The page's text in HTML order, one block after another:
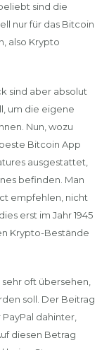
sind die
nur für das Bitcoin
also Krypto
sind aber absolut
um die eigene
Nun, wozu
Bitcoin App
ausgestattet,
befinden. Man
empfehlen, nicht
erst im Jahr 1945
Krypto-Bestände
oft übersehen,
soll. Der Beitrag
dahinter,
diesen Betrag